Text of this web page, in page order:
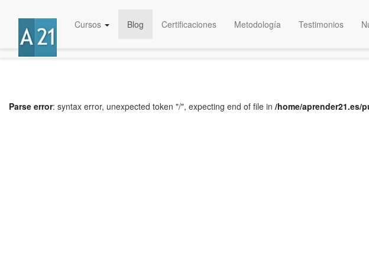
Educación Certificada
Cursos Blog Certificaciones Metodología Testimonios
Parse error: syntax error, unexpected token "/", expecting end of file in /home/